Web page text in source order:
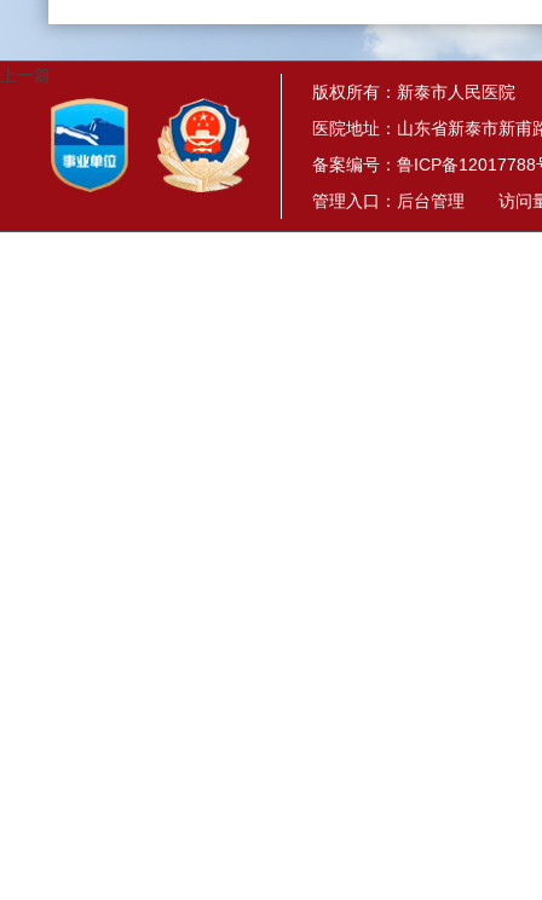
上一篇
版权所有：新泰市人民医院
医院地址：山东省新泰市新甫
备案编号： 鲁ICP备12017788
管理入口： 后台管理 访问量